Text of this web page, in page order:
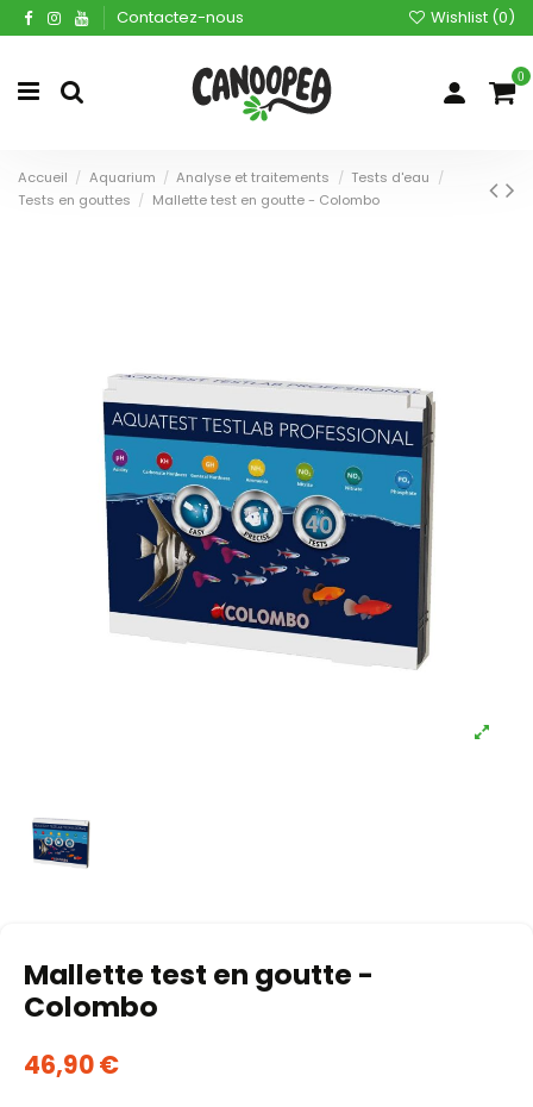
Contactez-nous Wishlist (0)
0
Accueil Aquarium Analyse et traitements
Tests d'eau
Tests en gouttes
Mallette test en goutte - Colombo
Mallette test en goutte -
Colombo
46,90 €